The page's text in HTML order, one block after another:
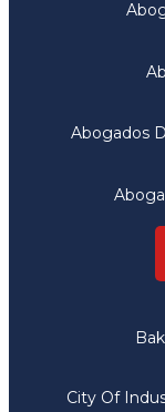
Abogados
City Of